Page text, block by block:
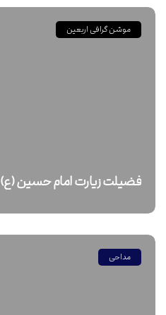
موشن گرافی اربعین
فضیلت زیارت امام حسین (ع)
مداحی